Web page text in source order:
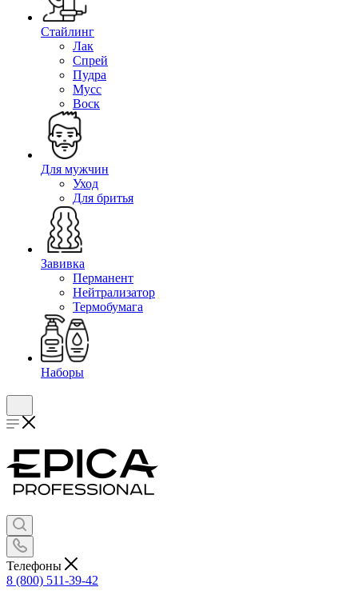
Стайлинг
Лак
Спрей
Пудра
Мусс
Воск
Для мужчин
Уход
Для бритья
Завивка
Перманент
Нейтрализатор
Термобумага
Наборы
Телефоны
8 (800) 511-39-42